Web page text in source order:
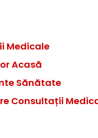
Medicale
Acasă
Sănătate
Consultații